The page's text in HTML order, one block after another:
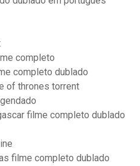
completo
completo dublado
of thrones torrent
filme completo dublado
filme completo dublado